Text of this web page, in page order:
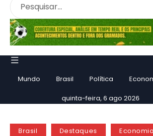
Mundo Brasil Política
quinta-feira, 6 ago 2026
Brasil Destaques Economia